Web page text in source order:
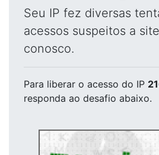
Seu IP fez diversas
acessos suspeitos a
conosco.
Para liberar o acesso do IP
responda ao desafio abaixo.